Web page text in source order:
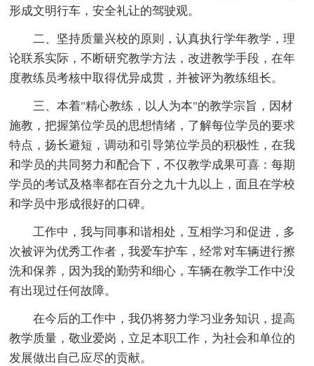
形成文明行车，安全礼让的驾驶观。
二、坚持质量兴校的原则，认真执行学年教学，理
论联系实际，不断研究教学方法，改进教学手段，在年
度教练员考核中取得优异成贯，并被评为教练组长。
三、本着"精心教练，以人为本"的教学宗旨，因材
施教，把握第位学员的思想情绪，了解每位学员的要求
特点，扬长避短，调动和引导第位学员的积极性，在我
和学员的共同努力和配合下，不仅教学成果可喜：每期
学员的考试及格率都在百分之九十九以上，面且在学校
和学员中形成很好的口碑。
工作中，我与同事和谐相处，互相学习和促进，多
次被评为优秀工作者，我爱车护车，经常对车辆进行擦
洗和保养，因为我的勤劳和细心，车辆在教学工作中没
有出现过任何故障。
在今后的工作中，我仍将努力学习业务知识，提高
教学质量，敬业爱岗，立足本职工作，为社会和单位的
发展做出自己应尽的贡献。